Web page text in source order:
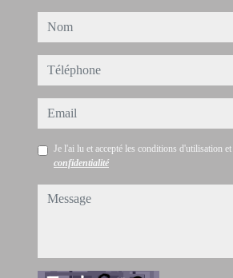
nom
téléphone
email
Je l'ai lu et accepté les conditions d'utilisation et
confidentialité
message